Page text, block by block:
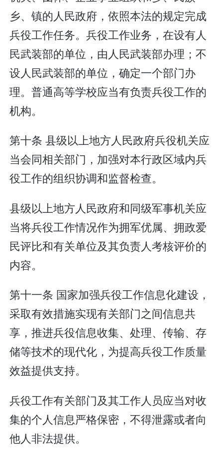
乡、镇的人民政府，依照本法的规定完成
兵役工作任务。兵役工作业务，在设有人
民武装部的单位，由人民武装部办理；不
设人民武装部的单位，确定一个部门办
理。普通高等学校应当有负责兵役工作的
机构。
第十条 县级以上地方人民政府兵役机关应
当会同相关部门，加强对本行政区域内兵
役工作的组织协调和监督检查。
县级以上地方人民政府和同级军事机关应
当将兵役工作情况作为拥军优属、拥政爱
民评比和有关单位及其负责人考核评价的
内容。
第十一条 国家加强兵役工作信息化建设，
采取有效措施实现有关部门之间信息共
享，推进兵役信息收集、处理、传输、存
储等技术的现代化，为提高兵役工作质量
效益提供支持。
兵役工作有关部门及其工作人员应当对收
集的个人信息严格保密，不得泄露或者向
他人非法提供。